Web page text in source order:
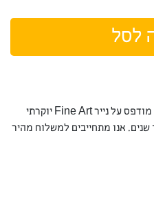
לסל
עיצוב מקורי ובלעדי ל-Pquick Art, מודפס על נייר Fine Art יוקרתי
אנו מתחייבים למשלוח מהיר